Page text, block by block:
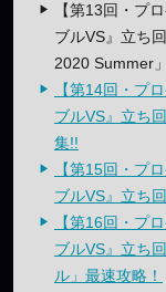
【第13回・プ
ブルVS』立ち
2020 Summer
【第14回・プ
ブルVS』立ち
集!!
【第15回・プ
ブルVS』立ち
【第16回・プ
ブルVS』立ち
ル」最速攻略！